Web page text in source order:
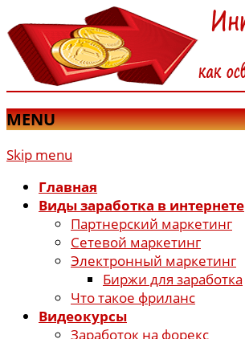
MENU
Skip menu
Главная
Виды заработка в интернете
Партнерский маркетинг
Сетевой маркетинг
Электронный маркетинг
Биржи для заработка
Что такое фриланс
Видеокурсы
Заработок на форекс